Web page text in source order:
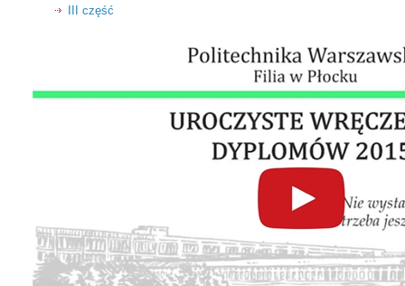
III część